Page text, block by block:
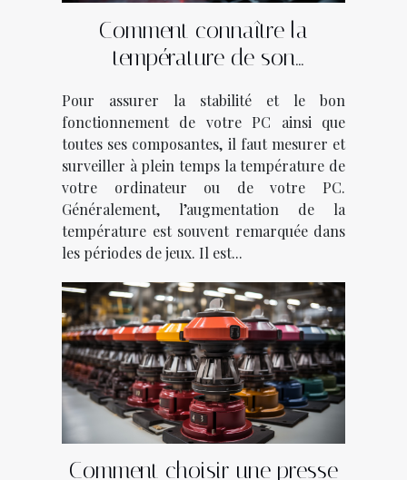
Comment connaître la
température de son
Pour assurer la stabilité et le bon
fonctionnement de votre PC ainsi que
toutes ses composantes, il faut mesurer et
surveiller à plein temps la température de
votre ordinateur ou de votre PC.
Généralement, l’augmentation de la
température est souvent remarquée dans
les périodes de jeux. Il est...
Comment choisir une presse